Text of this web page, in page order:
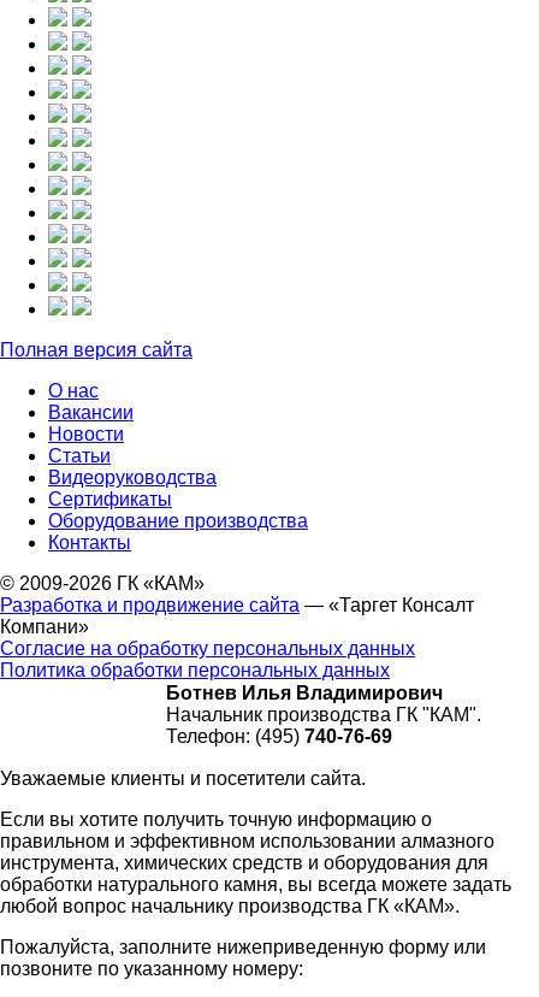
Полная версия сайта
О нас
Вакансии
Новости
Статьи
Видеоруководства
Сертификаты
Оборудование производства
Контакты
© 2009-2026 ГК «КАМ»
Разработка и продвижение сайта — «Таргет Консалт
Компани»
Согласие на обработку персональных данных
Политика обработки персональных данных
Ботнев Илья Владимирович
Начальник производства ГК "КАМ".
Телефон: (495) 740-76-69
Уважаемые клиенты и посетители сайта.
Если вы хотите получить точную информацию о
правильном и эффективном использовании алмазного
инструмента, химических средств и оборудования для
обработки натурального камня, вы всегда можете задать
любой вопрос начальнику производства ГК «КАМ».
Пожалуйста, заполните нижеприведенную форму или
позвоните по указанному номеру: